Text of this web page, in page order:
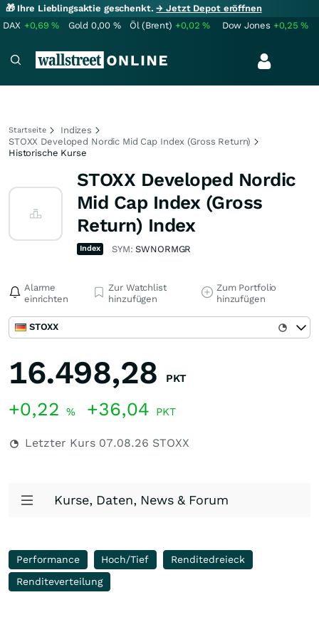
🎁 Ihre Lieblingsaktie geschenkt.→ Jetzt Depot eröffnen
DAX +0,69% Gold 0,00 % Öl (Brent) +0,02% Dow Jones +0,25%
Startseite
Indizes
STOXX Developed Nordic Mid Cap Index (Gross Return)
Historische Kurse
STOXX Developed Nordic
Mid Cap Index (Gross
Return) Index
Index SYM:SWNORMGR
Alarme
einrichten
Zur Watchlist
hinzufügen
Zum Portfolio
hinzufügen
STOXX
16.498,28 PKT
+0,22 % +36,04 PKT
Letzter Kurs 07.08.26 STOXX
Kurse, Daten, News & Forum
Performance Hoch/Tief
Renditedreieck
Renditeverteilung